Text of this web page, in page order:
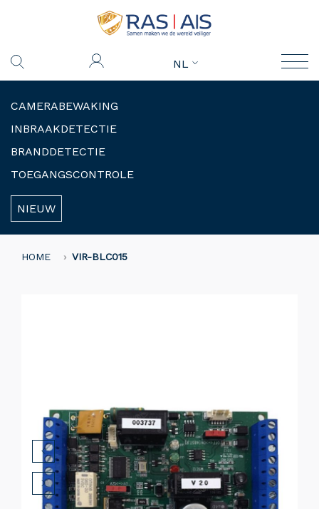
NL
CAMERABEWAKING
INBRAAKDETECTIE
BRANDDETECTIE
TOEGANGSCONTROLE
NIEUW
HOME VIR-BLC015